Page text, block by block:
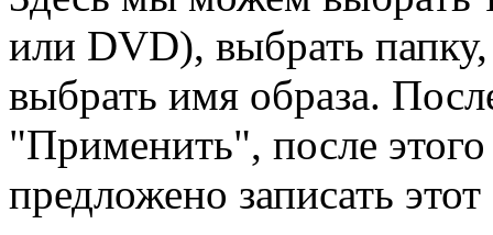
или DVD), выбрать папку,
выбрать имя образа.
"Применить", после этого
предложено записать